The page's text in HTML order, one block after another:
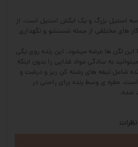
شامل 4 عدد کاسه استیل بزرگ و یک ابکش استیل است. از
های مختلفی از جمله شستشو و نگهداری
همراه با این لگن ها عرضه میشود. این رنده روی یکی
به سادگی مواد غذایی را بدون اینکه
رنده شامل تیغه های رشته کن ریز و درشت و
حفره ی وسط رنده برای راحتی در
شده.
نظرات